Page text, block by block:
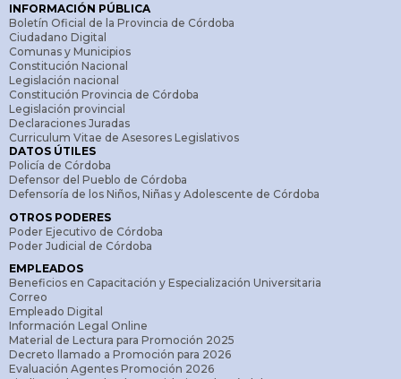
INFORMACIÓN PÚBLICA
Boletín Oficial de la Provincia de Córdoba
Ciudadano Digital
Comunas y Municipios
Constitución Nacional
Legislación nacional
Constitución Provincia de Córdoba
Legislación provincial
Declaraciones Juradas
Curriculum Vitae de Asesores Legislativos
DATOS ÚTILES
Policía de Córdoba
Defensor del Pueblo de Córdoba
Defensoría de los Niños, Niñas y Adolescente de Córdoba
OTROS PODERES
Poder Ejecutivo de Córdoba
Poder Judicial de Córdoba
EMPLEADOS
Beneficios en Capacitación y Especialización Universitaria
Correo
Empleado Digital
Información Legal Online
Material de Lectura para Promoción 2025
Decreto llamado a Promoción para 2026
Evaluación Agentes Promoción 2026